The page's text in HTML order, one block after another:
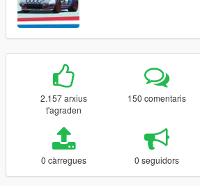
2.157 arxius
t'agraden
150 comentaris
0 càrregues 0 seguidors